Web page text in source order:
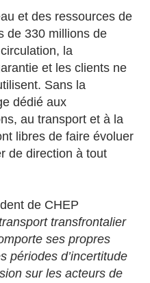
et des ressources de
de 330 millions de
la
et les clients ne
Sans la
dédié aux
au transport et à la
libres de faire évoluer
de direction à tout
de CHEP
transfrontalier
ses propres
périodes d’incertitude
sur les acteurs de